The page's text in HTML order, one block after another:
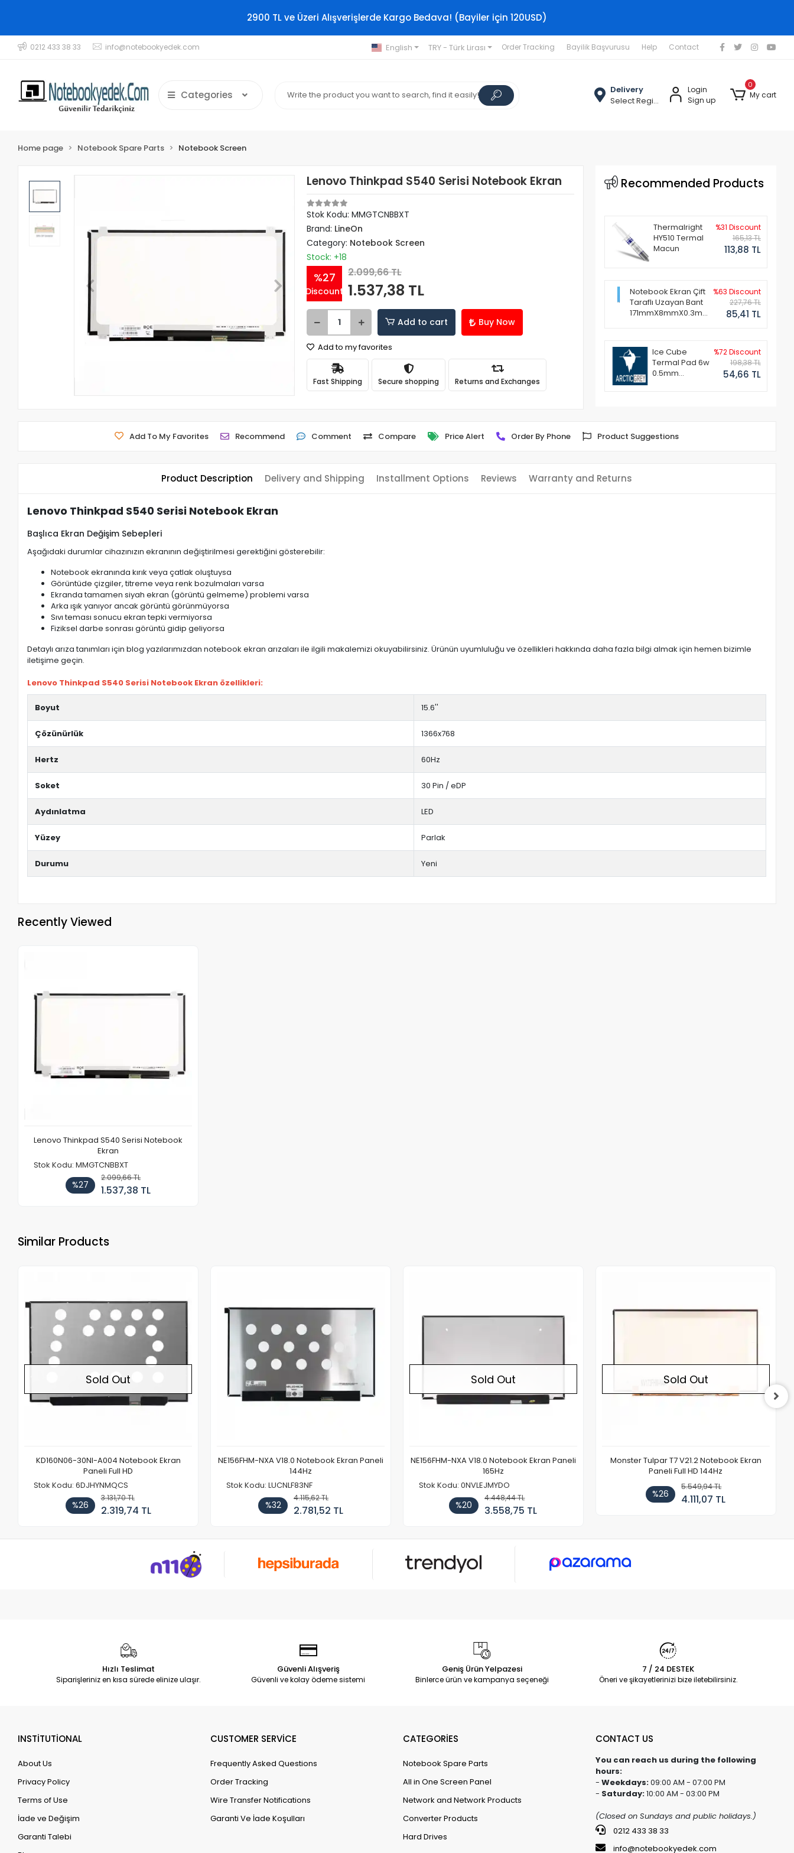
2900 TL ve Üzeri Alışverişlerde Kargo Bedava! (Bayiler için 120USD)
0212 433 38 33 info@notebookyedek.com English TRY - Türk Lirası Order Tracking Bayilik Başvurusu Help Contact
Categories
Delivery
Select Region
Login
Sign up
0
My cart
Home page Notebook Spare Parts Notebook Screen
Lenovo Thinkpad S540 Serisi Notebook Ekran
Stok Kodu: MMGTCNBBXT
Brand: LineOn
Category: Notebook Screen
Stock: +18
%27
Discount
2.099,66 TL
1.537,38 TL
Add to cart Buy Now
Add to my favorites
Fast Shipping Secure shopping Returns and Exchanges
Recommended Products
Thermalright
HY510 Termal
Macun
%31 Discount
165,13 TL
113,88 TL
Notebook Ekran Çift
Taraflı Uzayan Bant
171mmX8mmX0.3mm
%63 Discount
227,76 TL
85,41 TL
Ice Cube
Termal Pad 6w
0.5mm
%72 Discount
198,38 TL
54,66 TL
Add To My Favorites Recommend Comment Compare Price Alert Order By Phone Product Suggestions
Product Description Delivery and Shipping Installment Options Reviews Warranty and Returns
Lenovo Thinkpad S540 Serisi Notebook Ekran
Başlıca Ekran Değişim Sebepleri
Aşağıdaki durumlar cihazınızın ekranının değiştirilmesi gerektiğini gösterebilir:
Notebook ekranında kırık veya çatlak oluştuysa
Görüntüde çizgiler, titreme veya renk bozulmaları varsa
Ekranda tamamen siyah ekran (görüntü gelmeme) problemi varsa
Arka ışık yanıyor ancak görüntü görünmüyorsa
Sıvı teması sonucu ekran tepki vermiyorsa
Fiziksel darbe sonrası görüntü gidip geliyorsa
Detaylı arıza tanımları için blog yazılarımızdan notebook ekran arızaları ile ilgili makalemizi okuyabilirsiniz. Ürünün uyumluluğu ve özellikleri hakkında daha fazla bilgi almak için hemen bizimle
iletişime geçin.
Lenovo Thinkpad S540 Serisi Notebook Ekran özellikleri:
Boyut 15.6''
Çözünürlük 1366x768
Hertz 60Hz
Soket 30 Pin / eDP
Aydınlatma LED
Yüzey Parlak
Durumu Yeni
Recently Viewed
Lenovo Thinkpad S540 Serisi Notebook
Ekran
Stok Kodu: MMGTCNBBXT
%27
2.099,66 TL
1.537,38 TL
Similar Products
Sold Out
KD160N06-30NI-A004 Notebook Ekran
Paneli Full HD
Stok Kodu: 6DJHYNMQCS
%26
3.131,70 TL
2.319,74 TL
NE156FHM-NXA V18.0 Notebook Ekran Paneli
144Hz
Stok Kodu: LUCNLF83NF
%32
4.115,62 TL
2.781,52 TL
Sold Out
NE156FHM-NXA V18.0 Notebook Ekran Paneli
165Hz
Stok Kodu: 0NVLEJMYDO
%20
4.448,44 TL
3.558,75 TL
Sold Out
Monster Tulpar T7 V21.2 Notebook Ekran
Paneli Full HD 144Hz
%26
5.549,94 TL
4.111,07 TL
Hızlı Teslimat
Siparişleriniz en kısa sürede elinize ulaşır.
Güvenli Alışveriş
Güvenli ve kolay ödeme sistemi
Geniş Ürün Yelpazesi
Binlerce ürün ve kampanya seçeneği
7 / 24 DESTEK
Öneri ve şikayetlerinizi bize iletebilirsiniz.
INSTİTUTİONAL
About Us
Privacy Policy
Terms of Use
İade ve Değişim
Garanti Talebi
CUSTOMER SERVİCE
Frequently Asked Questions
Order Tracking
Wire Transfer Notifications
Garanti Ve İade Koşulları
CATEGORİES
Notebook Spare Parts
All in One Screen Panel
Network and Network Products
Converter Products
Hard Drives
CONTACT US
You can reach us during the following
hours:
- Weekdays:09:00 AM - 07:00 PM
- Saturday:10:00 AM - 03:00 PM
(Closed on Sundays and public holidays.)
0212 433 38 33
info@notebookyedek.com